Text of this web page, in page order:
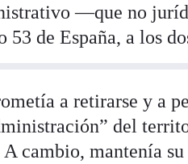
—que no
de España, a los
a retirarse y a
del
cambio, mantenía